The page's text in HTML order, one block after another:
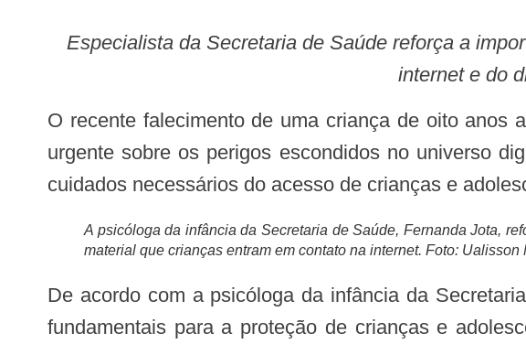
Especialista da Secretaria de Saúde reforça a importância do monitoramento do material que crianças entram em contato na
internet e do
O recente falecimento de uma criança de oito anos após participar de um desafio viral nas redes sociais reacendeu um alerta
urgente sobre os perigos escondidos no universo
cuidados necessários do acesso de crianças e
A psicóloga da infância da Secretaria de Saúde, Fernanda Jota,
material que crianças entram em contato na internet. Foto:
De acordo com a psicóloga da infância da Secretaria de Saúde, Fernanda Jota, a supervisão dos pais e o diálogo aberto são
fundamentais para a proteção de crianças e